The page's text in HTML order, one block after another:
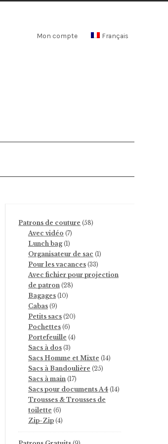
Mon compte Français
Patrons de couture 5858
Avec vidéo 77
produits
Lunch bag 11
produit
Organisateur de sac 11
Pour les vacances 3333
produits
Avec fichier pour projection
de patron 2828
Bagages 1010
Cabas 99
produits
Petits sacs 2020
Pochettes 66
produits
Portefeuille 44
Sacs à dos 33
produits
Sacs Homme et Mixte 1414
Sacs à Bandoulière 2525
Sacs à main 1717
produits
Sacs pour documents A4 1414
Trousses & Trousses de
toilette 66
produits
Zip-Zip 44
produits